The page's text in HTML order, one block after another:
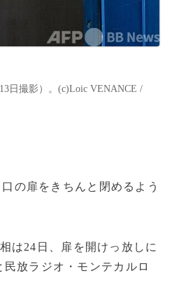
日撮影）。(c)Loic VENANCE /
の扉をきちんと閉めるよう
は24日、扉を開けっ放しに
放ラジオ・モンテカルロ